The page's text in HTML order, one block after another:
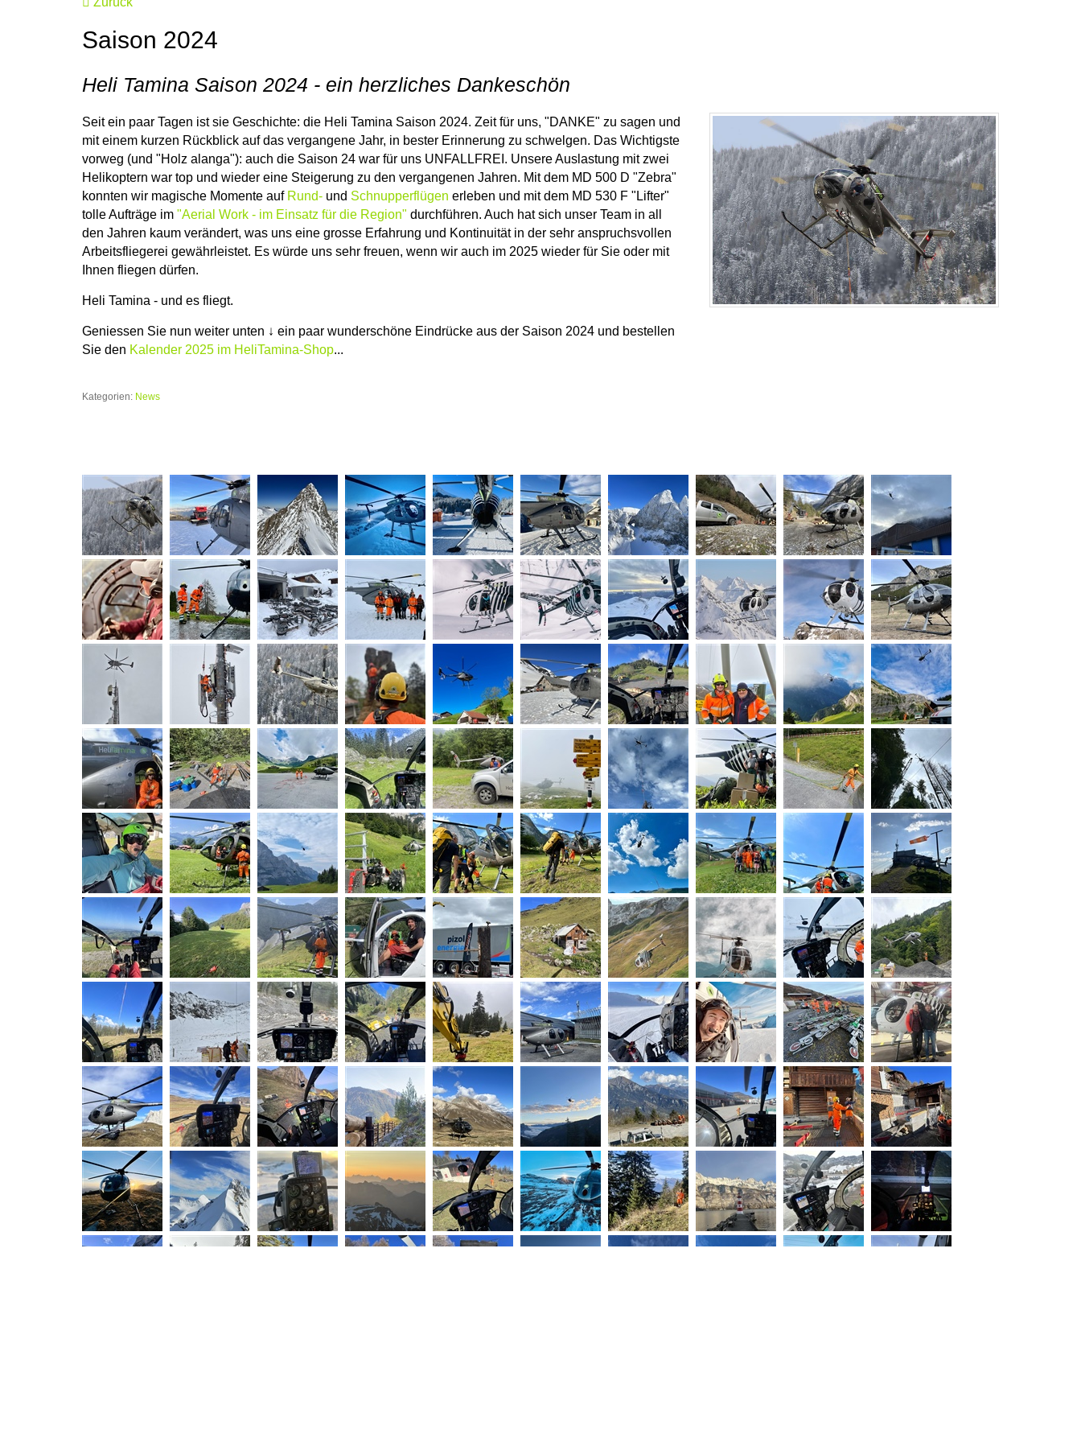
Saison 2024
Heli Tamina Saison 2024 - ein herzliches Dankeschön
Seit ein paar Tagen ist sie Geschichte: die Heli Tamina Saison 2024. Zeit für uns, "DANKE" zu sagen und
mit einem kurzen Rückblick auf das vergangene Jahr, in bester Erinnerung zu schwelgen. Das Wichtigste
vorweg (und "Holz alanga"): auch die Saison 24 war für uns UNFALLFREI. Unsere Auslastung mit zwei
Helikoptern war top und wieder eine Steigerung zu den vergangenen Jahren. Mit dem MD 500 D "Zebra"
konnten wir magische Momente auf Rund- und Schnupperflügen erleben und mit dem MD 530 F "Lifter"
tolle Aufträge im "Aerial Work - im Einsatz für die Region" durchführen. Auch hat sich unser Team in all
den Jahren kaum verändert, was uns eine grosse Erfahrung und Kontinuität in der sehr anspruchsvollen
Arbeitsfliegerei gewährleistet. Es würde uns sehr freuen, wenn wir auch im 2025 wieder für Sie oder mit
Ihnen fliegen dürfen.
Heli Tamina - und es fliegt.
Geniessen Sie nun weiter unten ↓ ein paar wunderschöne Eindrücke aus der Saison 2024 und bestellen
Sie den Kalender 2025 im HeliTamina-Shop...
Kategorien: News